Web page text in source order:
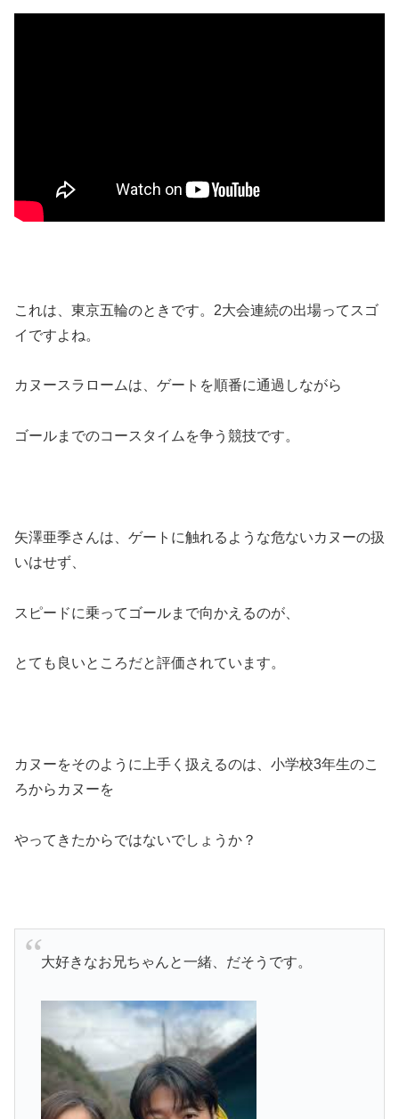
これは、東京五輪のときです。2大会連続の出場ってスゴ
イですよね。
カヌースラロームは、ゲートを順番に通過しながら
ゴールまでのコースタイムを争う競技です。
矢澤亜季さんは、ゲートに触れるような危ないカヌーの扱
いはせず、
スピードに乗ってゴールまで向かえるのが、
とても良いところだと評価されています。
カヌーをそのように上手く扱えるのは、小学校3年生のこ
ろからカヌーを
やってきたからではないでしょうか？
大好きなお兄ちゃんと一緒、だそうです。